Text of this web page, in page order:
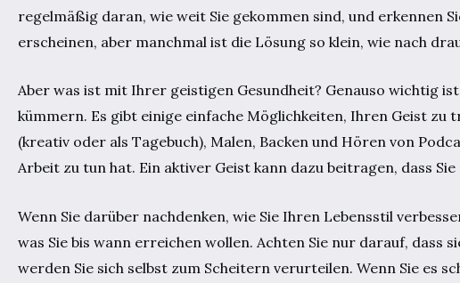
regelmäßig daran, wie weit Sie gekommen sind, und erkennen
erscheinen, aber manchmal ist die Lösung so klein, wie nach
Aber was ist mit Ihrer geistigen Gesundheit? Genauso wichtig
kümmern. Es gibt einige einfache Möglichkeiten, Ihren Geist zu
(kreativ oder als Tagebuch), Malen, Backen und Hören von
Arbeit zu tun hat. Ein aktiver Geist kann dazu beitragen, dass
Wenn Sie darüber nachdenken, wie Sie Ihren Lebensstil
was Sie bis wann erreichen wollen. Achten Sie nur darauf, dass
werden Sie sich selbst zum Scheitern verurteilen. Wenn Sie es